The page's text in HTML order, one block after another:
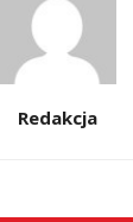
Redakcja